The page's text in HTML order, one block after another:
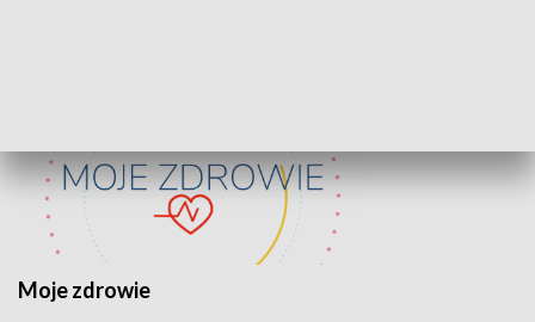
Moje zdrowie